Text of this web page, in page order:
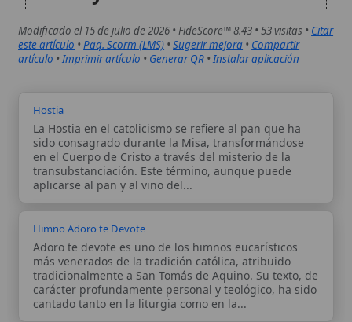
Himno Adoro te Devote
Adoro te devote es uno de los himnos eucarísticos
más venerados de la tradición católica, atribuido
Autor:Comité editorial
Artículo supervisado por el Comité
editorial de Wikitólica. Las afirmaciones
patrísticos, de santos, artículos
teológicos, documentos históricos, actas
de concilios, encíclicas, fuentes
magisteriales y documentos oficiales de
la Iglesia.Proceso editorial →